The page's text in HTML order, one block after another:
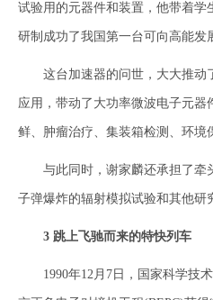
试验用的元器件和装置，他带着学
研制成功了我国第一台可向高能发
这台加速器的问世，大大推动
应用，带动了大功率微波电子元
鲜、肿瘤治疗、集装箱检测、环境
与此同时，谢家麟还承担了牵
子弹爆炸的辐射模拟试验和其他研
3 跳上飞驰而来的特快列车
1990年12月7日，国家科学技术